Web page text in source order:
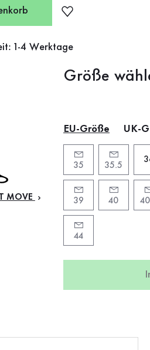
1-4 Werktage
Größe
EU-Größe UK-
35 35.5
39 40
44
MOVE